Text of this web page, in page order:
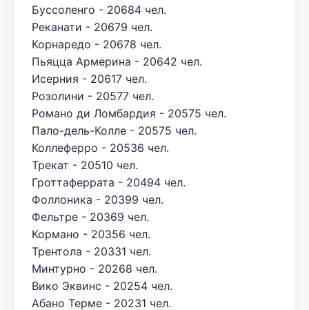
Буссоленго - 20684 чел.
Реканати - 20679 чел.
Корнаредо - 20678 чел.
Пьяцца Армерина - 20642 чел.
Исерния - 20617 чел.
Розолини - 20577 чел.
Романо ди Ломбардия - 20575 чел.
Пало-дель-Колле - 20575 чел.
Коллеферро - 20536 чел.
Трекат - 20510 чел.
Гроттаферрата - 20494 чел.
Фоллоника - 20399 чел.
Фельтре - 20369 чел.
Кормано - 20356 чел.
Трентола - 20331 чел.
Минтурно - 20268 чел.
Вико Эквинс - 20254 чел.
Абано Терме - 20231 чел.